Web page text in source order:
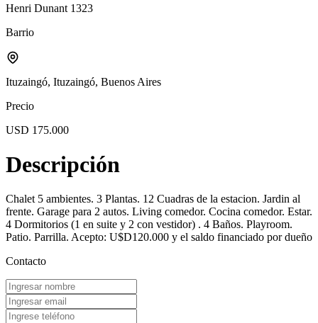
Henri Dunant 1323
Barrio
Ituzaingó, Ituzaingó, Buenos Aires
Precio
USD 175.000
Descripción
Chalet 5 ambientes. 3 Plantas. 12 Cuadras de la estacion. Jardin al
frente. Garage para 2 autos. Living comedor. Cocina comedor. Estar.
4 Dormitorios (1 en suite y 2 con vestidor) . 4 Baños. Playroom.
Patio. Parrilla. Acepto: U$D120.000 y el saldo financiado por dueño
Contacto